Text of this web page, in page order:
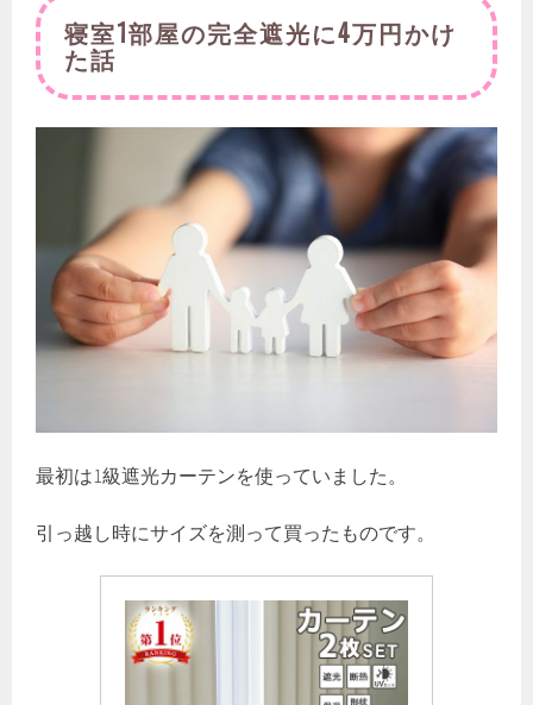
寝室1部屋の完全遮光に4万円かけ
た話
最初は1級遮光カーテンを使っていました。
引っ越し時にサイズを測って買ったものです。